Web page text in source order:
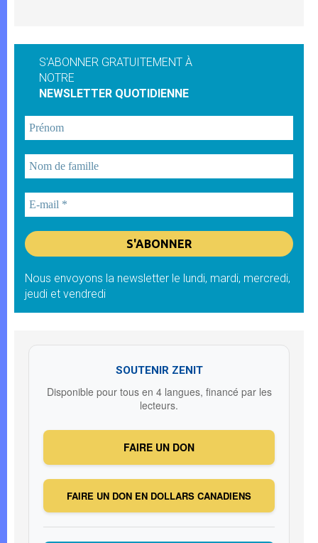
S'ABONNER GRATUITEMENT À
NOTRE
NEWSLETTER QUOTIDIENNE
Nous envoyons la newsletter le lundi, mardi, mercredi,
jeudi et vendredi
SOUTENIR ZENIT
Disponible pour tous en 4 langues, financé par les
lecteurs.
FAIRE UN DON
FAIRE UN DON EN DOLLARS CANADIENS